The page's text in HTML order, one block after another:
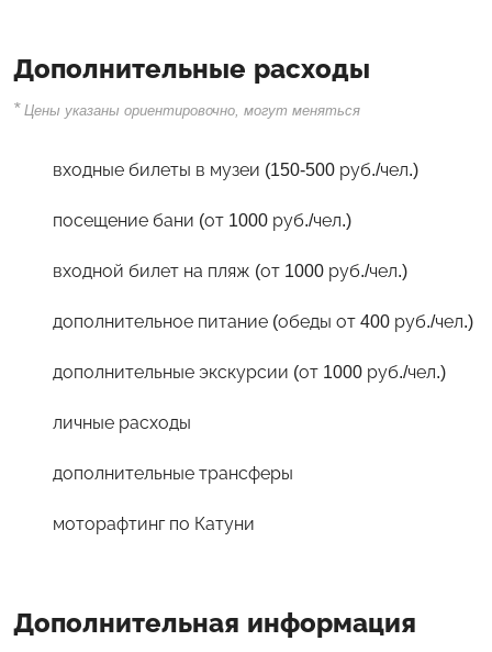
Дополнительные расходы
* Цены указаны ориентировочно, могут меняться
входные билеты в музеи (150-500 руб./чел.)
посещение бани (от 1000 руб./чел.)
входной билет на пляж (от 1000 руб./чел.)
дополнительное питание (обеды от 400 руб./чел.)
дополнительные экскурсии (от 1000 руб./чел.)
личные расходы
дополнительные трансферы
моторафтинг по Катуни
Дополнительная информация